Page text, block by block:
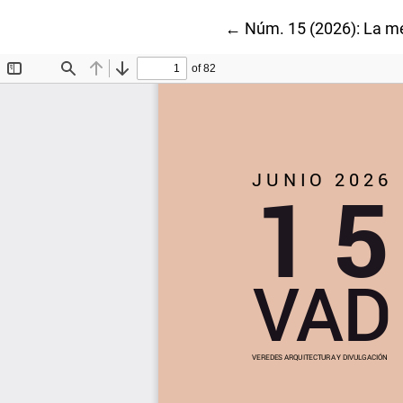
← Volver a los detalles
Núm. 15 (2026): La